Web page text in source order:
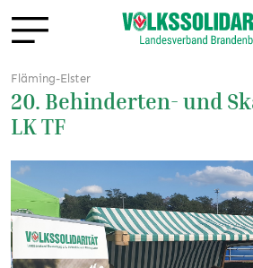
Fläming-Elster
20. Behinderten- und
LK TF